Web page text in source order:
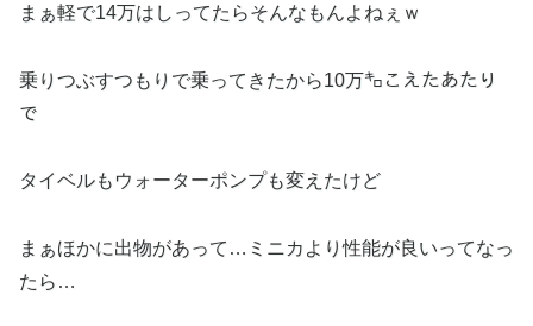
まぁ軽で14万はしってたらそんなもんよねぇｗ
乗りつぶすつもりで乗ってきたから10万㌔こえたあたり
で
タイベルもウォーターポンプも変えたけど
まぁほかに出物があって…ミニカより性能が良いってなっ
たら…